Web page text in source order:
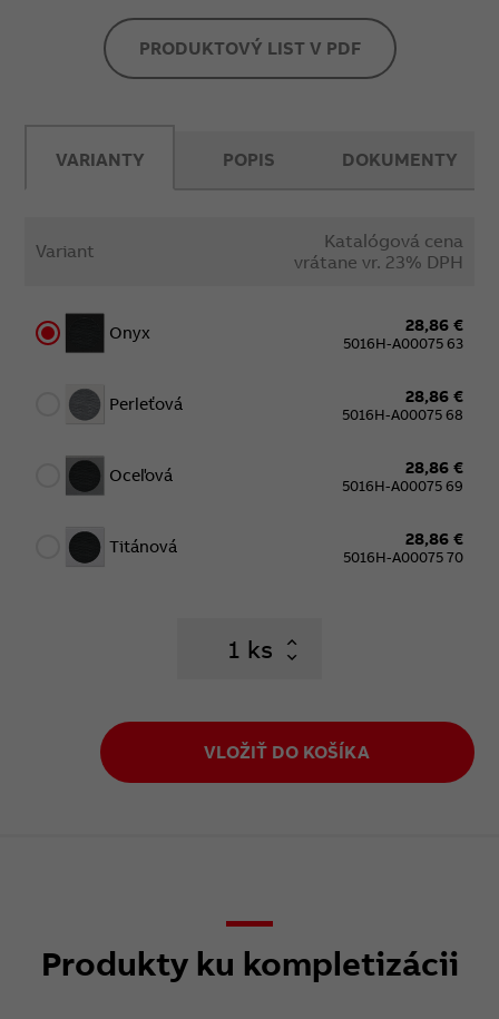
PRODUKTOVÝ LIST V PDF
VARIANTY
Variant
Katalógová cena
vrátane vr. 23% DPH
Onyx 28,86 €
5016H-A00075 63
Perleťová 28,86 €
5016H-A00075 68
Oceľová 28,86 €
5016H-A00075 69
Titánová 28,86 €
5016H-A00075 70
ks
VLOŽIŤ DO KOŠÍKA
POPIS DOKUMENTY
Produkty ku kompletizácii